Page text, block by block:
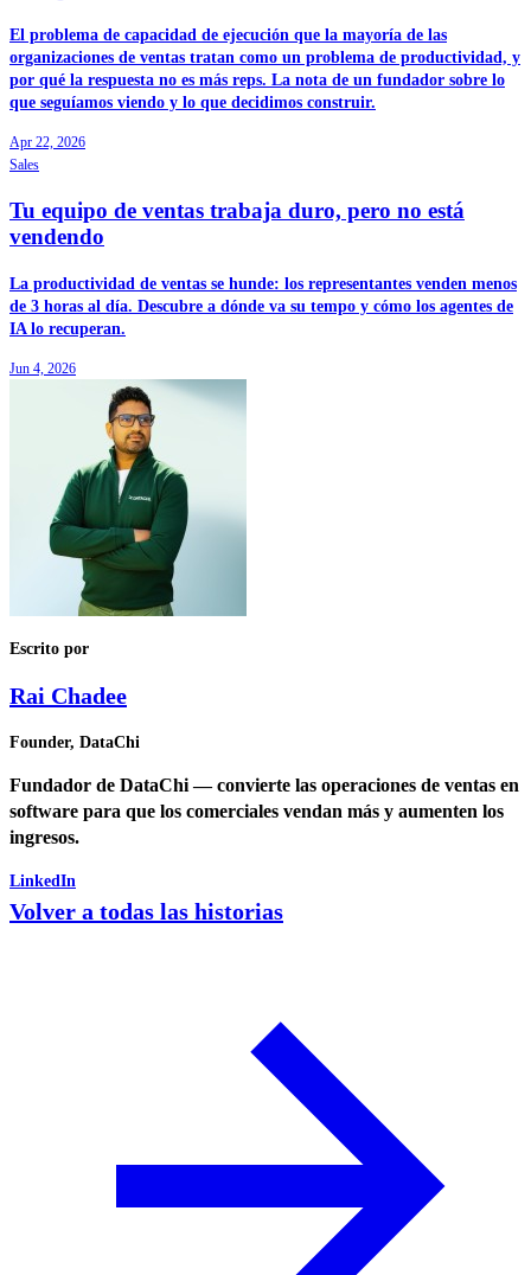
El problema de capacidad de ejecución que la mayoría de las
organizaciones de ventas tratan como un problema de productividad, y
por qué la respuesta no es más reps. La nota de un fundador sobre lo
que seguíamos viendo y lo que decidimos construir.
Apr 22, 2026
Sales
Tu equipo de ventas trabaja duro, pero no está
vendendo
La productividad de ventas se hunde: los representantes venden menos
de 3 horas al día. Descubre a dónde va su tempo y cómo los agentes de
IA lo recuperan.
Jun 4, 2026
Escrito por
Rai Chadee
Founder, DataChi
Fundador de DataChi — convierte las operaciones de ventas en
software para que los comerciales vendan más y aumenten los
ingresos.
LinkedIn
Volver a todas las historias